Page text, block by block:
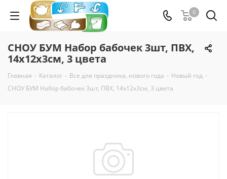
0
СНОУ БУМ Набор бабочек 3шт, ПВХ,
14х12х3см, 3 цвета
Главная - Каталог - Все для праздника, нового года - Новый год -
СНОУ БУМ Набор бабочек 3шт, ПВХ, 14х12х3см, 3 цвета